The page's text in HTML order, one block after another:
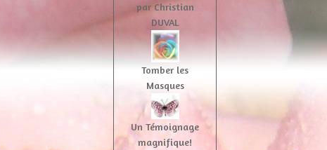
par Christian
DUVAL
Tomber les
Masques
Un Témoignage
magnifique!